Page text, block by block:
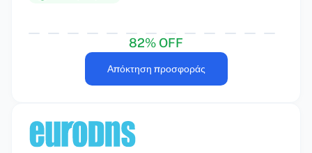
82% OFF
Απόκτηση προσφοράς